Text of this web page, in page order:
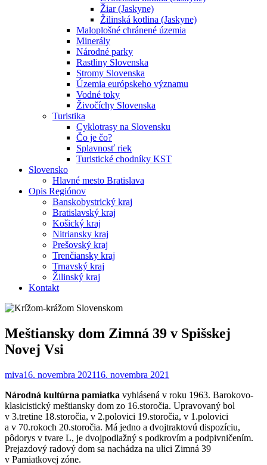
Žiar (Jaskyne)
Žilinská kotlina (Jaskyne)
Maloplošné chránené územia
Minerály
Národné parky
Rastliny Slovenska
Stromy Slovenska
Územia európskeho významu
Vodné toky
Živočíchy Slovenska
Turistika
Cyklotrasy na Slovensku
Čo je čo?
Splavnosť riek
Turistické chodníky KST
Slovensko
Hlavné mesto Bratislava
Opis Regiónov
Banskobystrický kraj
Bratislavský kraj
Košický kraj
Nitriansky kraj
Prešovský kraj
Trenčiansky kraj
Trnavský kraj
Žilinský kraj
Kontakt
Meštiansky dom Zimná 39 v Spišskej
Novej Vsi
miva16. novembra 202116. novembra 2021
Národná kultúrna pamiatka vyhlásená v roku 1963. Barokovo-
klasicistický meštiansky dom zo 16.storočia. Upravovaný bol
v 3.tretine 18.storočia, v 2.polovici 19.storočia, v 1.polovici
a v 70.rokoch 20.storočia. Má jedno a dvojtraktovú dispozíciu,
pôdorys v tvare L, je dvojpodlažný s podkrovím a podpivničením.
Prejazdový radový dom sa nachádza na ulici Zimná 39
v Pamiatkovej zóne.